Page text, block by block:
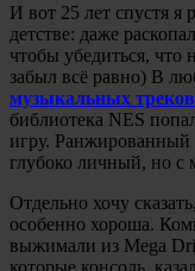
И вот 25 лет спустя я
детстве: даже
чтобы убедиться, что
забыл всё равно) В
музыкальных треков
библиотека NES
игру. Ранжированный
глубоко личный, но с
Отдельно хочу
особенно хороша.
выжимали из Mega
которые консоль,